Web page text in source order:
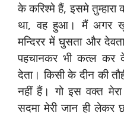
के करिश्मे हैं, इसमे
था, वह हुआ। मैं अगर
मन्दिरर में घुसता और
पहचानकर भी कत्ल
देता। किसी के दीन की
नहीं हैं। गो इस वक्त
सदमा मेरी जान ही लेकर